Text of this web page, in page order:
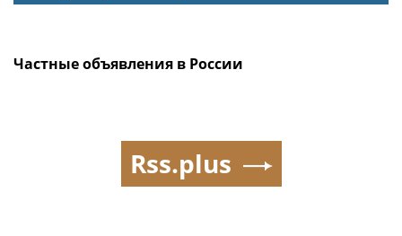
Частные объявления в России
Rss.plus